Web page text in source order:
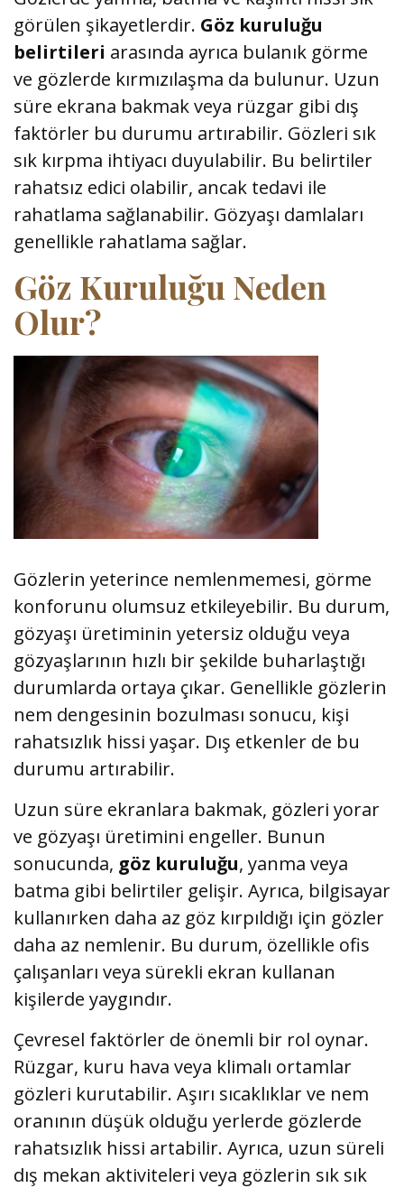
görülen şikayetlerdir. Göz kuruluğu
belirtileri arasında ayrıca bulanık görme
ve gözlerde kırmızılaşma da bulunur. Uzun
süre ekrana bakmak veya rüzgar gibi dış
faktörler bu durumu artırabilir. Gözleri sık
sık kırpma ihtiyacı duyulabilir. Bu belirtiler
rahatsız edici olabilir, ancak tedavi ile
rahatlama sağlanabilir. Gözyaşı damlaları
genellikle rahatlama sağlar.
Göz Kuruluğu Neden
Olur?
Gözlerin yeterince nemlenmemesi, görme
konforunu olumsuz etkileyebilir. Bu durum,
gözyaşı üretiminin yetersiz olduğu veya
gözyaşlarının hızlı bir şekilde buharlaştığı
durumlarda ortaya çıkar. Genellikle gözlerin
nem dengesinin bozulması sonucu, kişi
rahatsızlık hissi yaşar. Dış etkenler de bu
durumu artırabilir.
Uzun süre ekranlara bakmak, gözleri yorar
ve gözyaşı üretimini engeller. Bunun
sonucunda, göz kuruluğu, yanma veya
batma gibi belirtiler gelişir. Ayrıca, bilgisayar
kullanırken daha az göz kırpıldığı için gözler
daha az nemlenir. Bu durum, özellikle ofis
çalışanları veya sürekli ekran kullanan
kişilerde yaygındır.
Çevresel faktörler de önemli bir rol oynar.
Rüzgar, kuru hava veya klimalı ortamlar
gözleri kurutabilir. Aşırı sıcaklıklar ve nem
oranının düşük olduğu yerlerde gözlerde
rahatsızlık hissi artabilir. Ayrıca, uzun süreli
dış mekan aktiviteleri veya gözlerin sık sık